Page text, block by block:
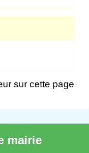
sur cette page
mairie